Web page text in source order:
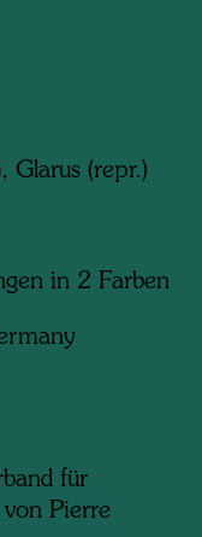
Glarus (repr.)
in 2 Farben
für
Pierre